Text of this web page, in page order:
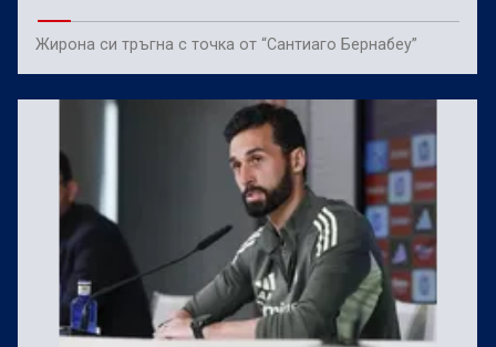
Жирона си тръгна с точка от “Сантиаго Бернабеу”